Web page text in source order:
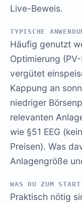
Live-Beweis.
TYPISCHE
Häufig genutzt
Optimierung
vergütet
Kappung an
niedriger
relevanten
wie §51 EEG
Preisen). Was
Anlagengröße
WAS DU ZUM START
Praktisch nötig